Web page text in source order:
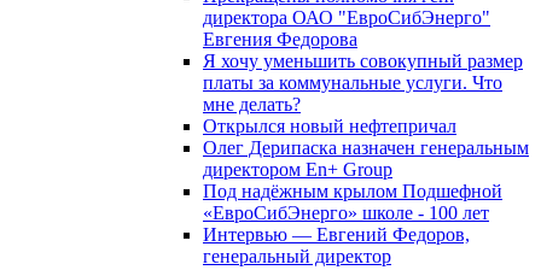
директора ОАО "ЕвроСибЭнерго"
Евгения Федорова
Я хочу уменьшить совокупный размер
платы за коммунальные услуги. Что
мне делать?
Открылся новый нефтепричал
Олег Дерипаска назначен генеральным
директором En+ Group
Под надёжным крылом Подшефной
«ЕвроСибЭнерго» школе - 100 лет
Интервью — Евгений Федоров,
генеральный директор